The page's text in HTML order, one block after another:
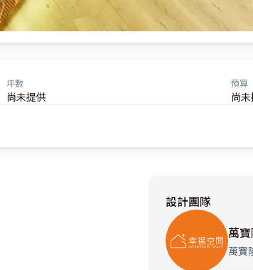
坪數
尚未提供
預算
尚
設計團隊
萬
萬寶